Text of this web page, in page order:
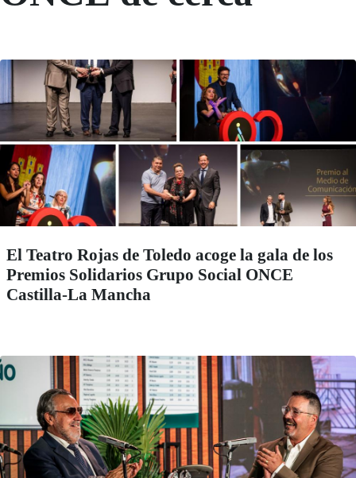
El Teatro Rojas de Toledo acoge la gala de los
Premios Solidarios Grupo Social ONCE
Castilla-La Mancha